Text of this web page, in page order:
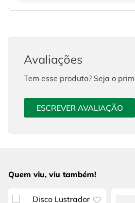
Avaliações
Tem esse produto? Seja o
ESCREVER AVALIAÇÃO
Quem viu, viu também!